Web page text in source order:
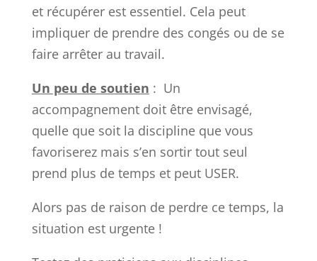
et récupérer est essentiel. Cela peut
impliquer de prendre des congés ou de se
faire arrêter au travail.
Un peu de soutien : Un
accompagnement doit être envisagé,
quelle que soit la discipline que vous
favoriserez mais s’en sortir tout seul
prend plus de temps et peut USER.
Alors pas de raison de perdre ce temps, la
situation est urgente !